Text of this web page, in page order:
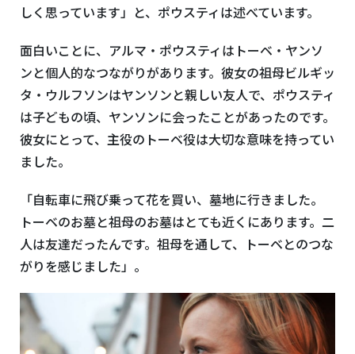
しく思っています」と、ポウスティは述べています。
面白いことに、アルマ・ポウスティはトーベ・ヤンソ
ンと個人的なつながりがあります。彼女の祖母ビルギッ
タ・ウルフソンはヤンソンと親しい友人で、ポウスティ
は子どもの頃、ヤンソンに会ったことがあったのです。
彼女にとって、主役のトーベ役は大切な意味を持ってい
ました。
「自転車に飛び乗って花を買い、墓地に行きました。
トーベのお墓と祖母のお墓はとても近くにあります。二
人は友達だったんです。祖母を通して、トーベとのつな
がりを感じました」。